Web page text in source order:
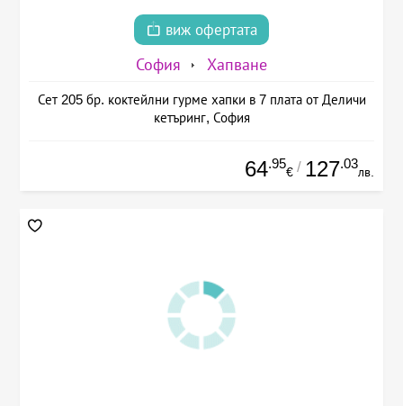
виж офертата
София Хапване
Сет 205 бр. коктейлни гурме хапки в 7 плата от Деличи
кетъринг, София
64.95
€ / 127.03
лв.